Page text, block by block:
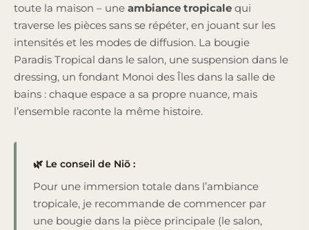
toute la maison – une ambiance tropicale qui
traverse les pièces sans se répéter, en jouant sur les
intensités et les modes de diffusion. La bougie
Paradis Tropical dans le salon, une suspension dans le
dressing, un fondant Monoi des Îles dans la salle de
bains : chaque espace a sa propre nuance, mais
l’ensemble raconte la même histoire.
🌿 Le conseil de Niõ :
Pour une immersion totale dans l’ambiance
tropicale, je recommande de commencer par
une bougie dans la pièce principale (le salon,